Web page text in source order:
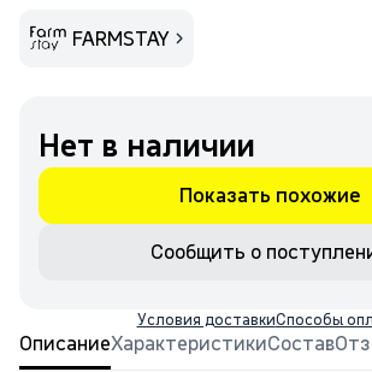
FARMSTAY
Нет в наличии
Показать похожие
Сообщить о
Условия доставкиСпособы
ОписаниеХарактеристикиСостав